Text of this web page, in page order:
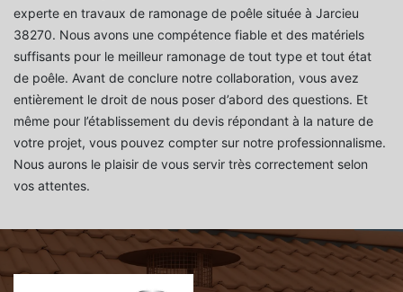
experte en travaux de ramonage de poêle située à Jarcieu
38270. Nous avons une compétence fiable et des matériels
suffisants pour le meilleur ramonage de tout type et tout état
de poêle. Avant de conclure notre collaboration, vous avez
entièrement le droit de nous poser d’abord des questions. Et
même pour l’établissement du devis répondant à la nature de
votre projet, vous pouvez compter sur notre professionnalisme.
Nous aurons le plaisir de vous servir très correctement selon
vos attentes.